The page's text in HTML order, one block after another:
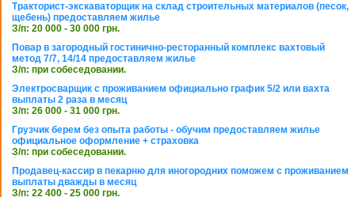
Тракторист-экскаваторщик на склад строительных материалов (песок,
щебень) предоставляем жилье
З/п: 20 000 - 30 000 грн.
Повар в загородный гостинично-ресторанный комплекс вахтовый
метод 7/7, 14/14 предоставляем жилье
З/п: при собеседовании.
Электросварщик с проживанием официально график 5/2 или вахта
выплаты 2 раза в месяц
З/п: 26 000 - 31 000 грн.
Грузчик берем без опыта работы - обучим предоставляем жилье
официальное оформление + страховка
З/п: при собеседовании.
Продавец-кассир в пекарню для иногородних поможем с проживанием
выплаты дважды в месяц
З/п: 22 400 - 25 000 грн.